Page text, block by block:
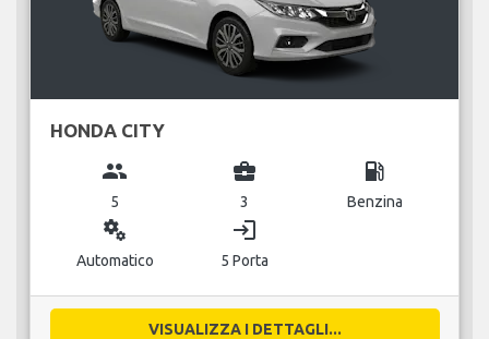
HONDA CITY
group
5
business_center
3
local_gas_station
Benzina
miscellaneous_services
Automatico
login
5 Porta
VISUALIZZA I DETTAGLI...